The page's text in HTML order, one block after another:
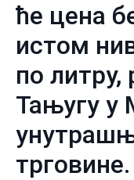
ће цена
истом
по литру,
Тањугу у
трговине.